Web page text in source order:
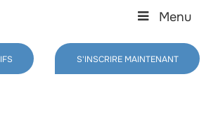
Menu
S'INSCRIRE MAINTENANT
Close
Menu